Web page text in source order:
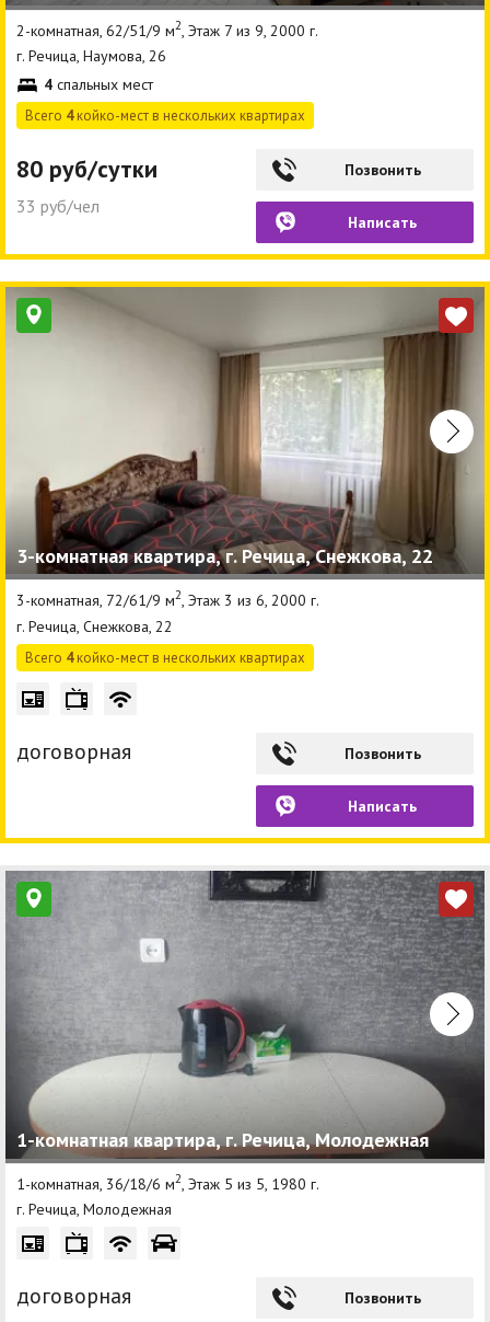
2-комнатная, 62/51/9 м2 , Этаж 7 из 9, 2000 г.
г. Речица, Наумова, 26
4 спальных мест
Всего 4койко-мест в нескольких квартирах
80 руб/сутки
33 руб/чел
Позвонить
Написать
3-комнатная квартира, г. Речица, Снежкова, 22
3-комнатная, 72/61/9 м2, Этаж 3 из 6, 2000 г.
г. Речица, Снежкова, 22
Всего 4койко-мест в нескольких квартирах
договорная Позвонить
Написать
1-комнатная квартира, г. Речица, Молодежная
1-комнатная, 36/18/6 м2 , Этаж 5 из 5, 1980 г.
г. Речица, Молодежная
договорная Позвонить